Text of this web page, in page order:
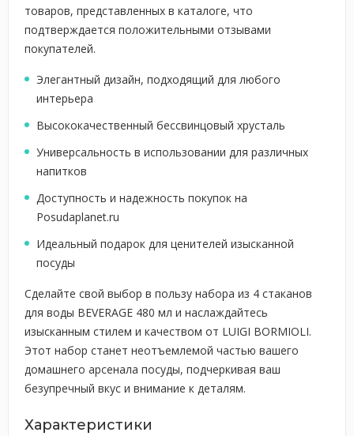
товаров, представленных в каталоге, что
подтверждается положительными отзывами
покупателей.
Элегантный дизайн, подходящий для любого
интерьера
Высококачественный бессвинцовый хрусталь
Универсальность в использовании для различных
напитков
Доступность и надежность покупок на
Posudaplanet.ru
Идеальный подарок для ценителей изысканной
посуды
Сделайте свой выбор в пользу набора из 4 стаканов
для воды BEVERAGE 480 мл и наслаждайтесь
изысканным стилем и качеством от LUIGI BORMIOLI.
Этот набор станет неотъемлемой частью вашего
домашнего арсенала посуды, подчеркивая ваш
безупречный вкус и внимание к деталям.
Характеристики